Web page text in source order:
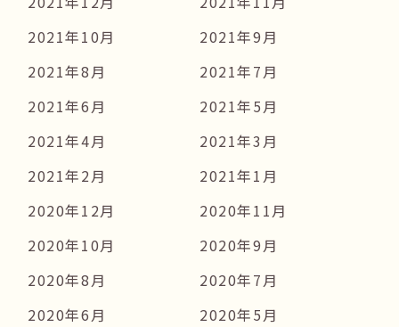
2021年10月
2021年9月
2021年8月
2021年7月
2021年6月
2021年5月
2021年4月
2021年3月
2021年2月
2021年1月
2020年12月
2020年11月
2020年10月
2020年9月
2020年8月
2020年7月
2020年6月
2020年5月